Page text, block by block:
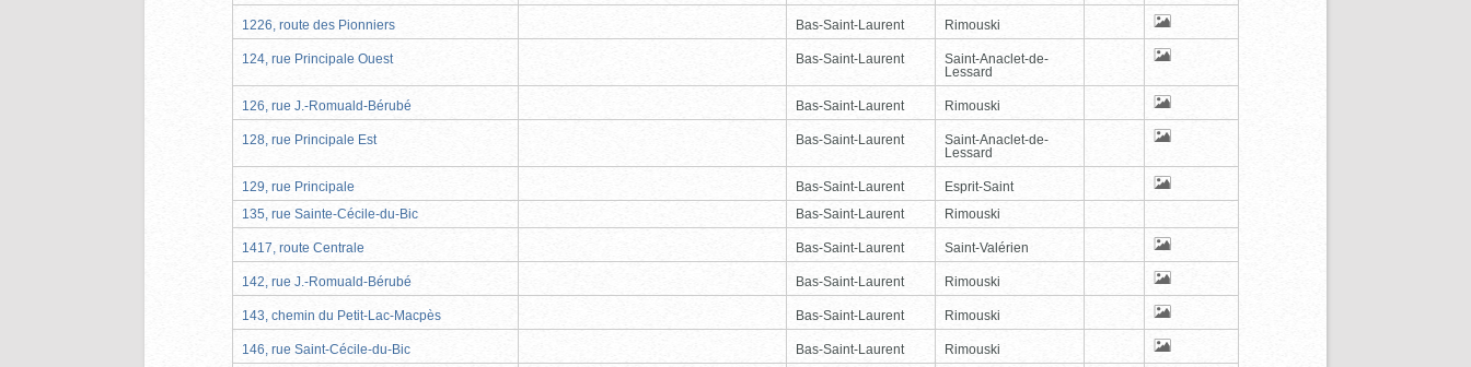
1226, route des Pionniers Bas-Saint-Laurent Rimouski
124, rue Principale Ouest Bas-Saint-Laurent
Saint-Anaclet-de-
Lessard
126, rue J.-Romuald-Bérubé Bas-Saint-Laurent Rimouski
128, rue Principale Est Bas-Saint-Laurent
Saint-Anaclet-de-
Lessard
129, rue Principale Bas-Saint-Laurent
Esprit-Saint
135, rue Sainte-Cécile-du-Bic
Bas-Saint-Laurent Rimouski
1417, route Centrale Bas-Saint-Laurent Saint-Valérien
142, rue J.-Romuald-Bérubé Bas-Saint-Laurent Rimouski
143, chemin du Petit-Lac-Macpès Bas-Saint-Laurent Rimouski
146, rue Saint-Cécile-du-Bic Bas-Saint-Laurent Rimouski